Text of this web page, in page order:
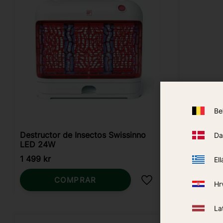
Destructor de Insectos Swissinno
LED 24W
1 499 kr
Añadir a favoritos
COMPRAR
599kr